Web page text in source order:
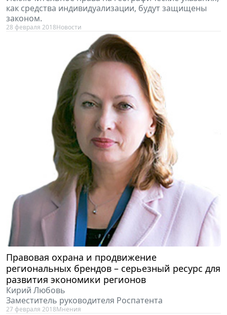
как средства индивидуализации, будут защищены
законом.
28 февраля 2018Новости
Правовая охрана и продвижение
региональных брендов – серьезный ресурс для
развития экономики регионов
Кирий Любовь
Заместитель руководителя Роспатента
27 февраля 2018Мнения